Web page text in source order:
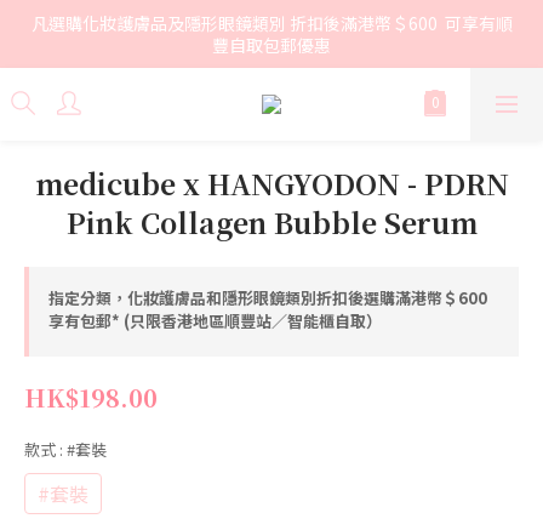
凡選購化妝護膚品及隱形眼鏡類別 折扣後滿港幣＄600  可享有順
豐自取包郵優惠
medicube x HANGYODON - PDRN
Pink Collagen Bubble Serum
指定分類，化妝護膚品和隱形眼鏡類別折扣後選購滿港幣＄600
享有包郵* (只限香港地區順豐站／智能櫃自取）
HK$198.00
款式 : #套裝
#套裝